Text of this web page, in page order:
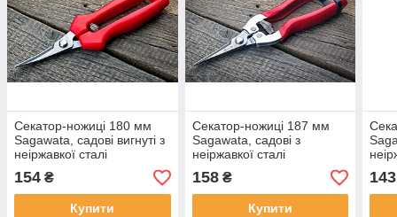
Секатор-ножиці 180 мм
Sagawata, садові вигнуті з
неіржавкої сталі
154 ₴
Купити
Секатор-ножиці 187 мм
Sagawata, садові з
неіржавкої сталі
158₴
Купити
143